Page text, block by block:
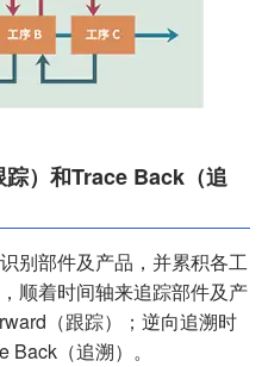
）和Trace Back（追
别部件及产品，并累积各工
顺着时间轴来追踪部件及产
（跟踪）；逆向追溯时
（追溯）。